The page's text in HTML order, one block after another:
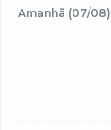
Amanhã (07/08)